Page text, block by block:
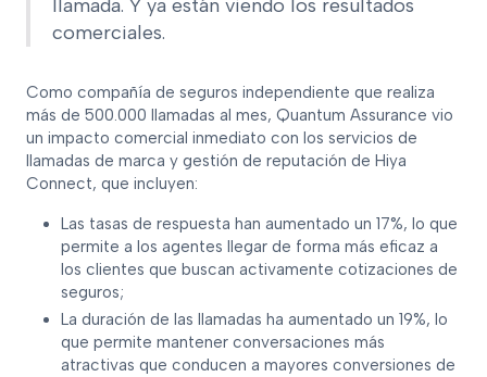
llamada. Y ya están viendo los resultados
comerciales.
Como compañía de seguros independiente que realiza
más de 500.000 llamadas al mes, Quantum Assurance vio
un impacto comercial inmediato con los servicios de
llamadas de marca y gestión de reputación de Hiya
Connect, que incluyen:
Las tasas de respuesta han aumentado un 17%, lo que
permite a los agentes llegar de forma más eficaz a
los clientes que buscan activamente cotizaciones de
seguros;
La duración de las llamadas ha aumentado un 19%, lo
que permite mantener conversaciones más
atractivas que conducen a mayores conversiones de